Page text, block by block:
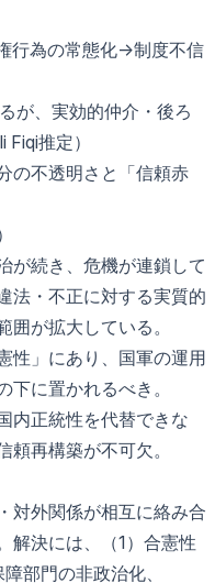
行為の常態化→制度不信
が、実効的仲介・後ろ
推定）
の不透明さと「信頼赤
が続き、危機が連鎖して
法・不正に対する実質的
が拡大している。
性」にあり、国軍の運用
に置かれるべき。
内正統性を代替できな
再構築が不可欠。
対外関係が相互に絡み合
解決には、（1）合憲性
部門の非政治化、